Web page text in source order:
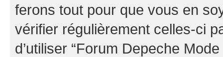
ferons tout pour que vous en
vérifier régulièrement celles-ci
d’utiliser “Forum Depeche